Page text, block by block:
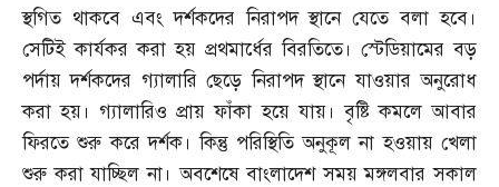
স্থগিত থাকবে এবং দর্শকদের নিরাপদ স্থানে যেতে বলা হবে।
সেটিই কার্যকর করা হয় প্রথমার্ধের বিরতিতে। স্টেডিয়ামের বড়
পর্দায় দর্শকদের গ্যালারি ছেড়ে নিরাপদ স্থানে যাওয়ার অনুরোধ
করা হয়। গ্যালারিও প্রায় ফাঁকা হয়ে যায়। বৃষ্টি কমলে আবার
ফিরতে শুরু করে দর্শক। কিন্তু পরিস্থিতি অনুকূল না হওয়ায় খেলা
শুরু করা যাচ্ছিল না। অবশেষে বাংলাদেশ সময় মঙ্গলবার সকাল